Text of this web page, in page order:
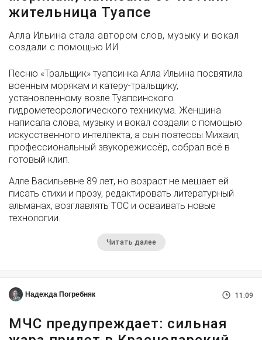
жительница Туапсе
Алла Ильина стала автором слов, музыку и вокал
создали с помощью ИИ
Песню «Тральщик» туапсинка Алла Ильина посвятила
военным морякам и катеру-тральщику,
установленному возле Туапсинского
гидрометеорологического техникума. Женщина
написала слова, музыку и вокал создали с помощью
искусственного интеллекта, а сын поэтессы Михаил,
профессиональный звукорежиссёр, собрал всё в
готовый клип.
Алле Васильевне 89 лет, но возраст не мешает ей
писать стихи и прозу, редактировать литературный
альманах, возглавлять ТОС и осваивать новые
технологии.
Читать далее
Надежда Погребняк 11:09
МЧС предупреждает: сильная